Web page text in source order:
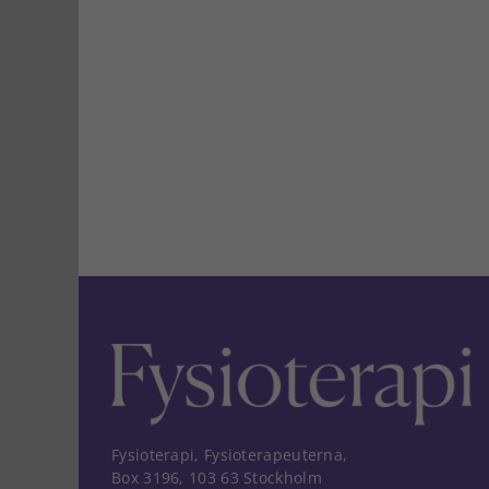
Fysioterapi, Fysioterapeuterna,
Box 3196, 103 63 Stockholm